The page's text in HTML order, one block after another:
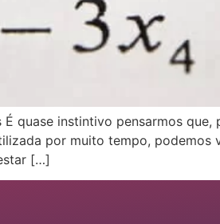
quase instintivo pensarmos que,
por muito tempo, podemos
[…]